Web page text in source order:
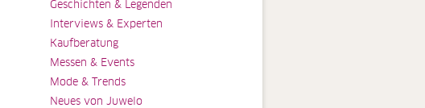
Geschichten & Legenden
Interviews & Experten
Kaufberatung
Messen & Events
Mode & Trends
Neues von Juwelo